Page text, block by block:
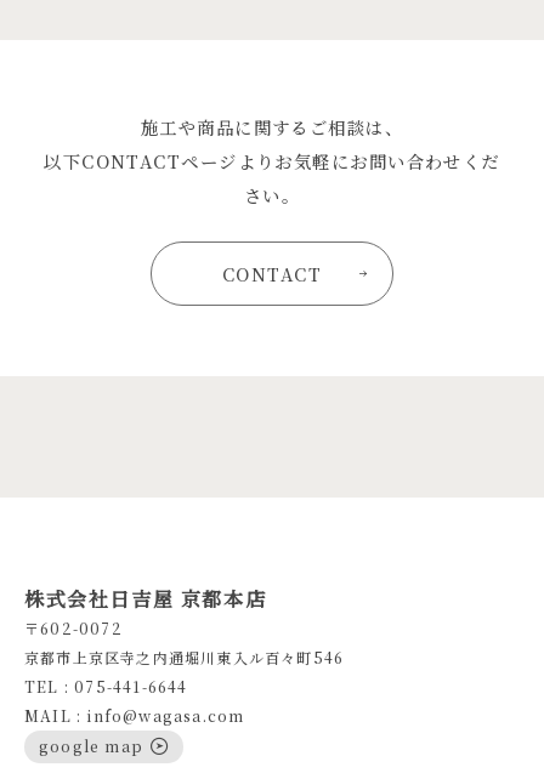
施工や商品に関するご相談は、
以下CONTACTページよりお気軽にお問い合わせくだ
さい。
CONTACT
株式会社日吉屋 京都本店
〒602-0072
京都市上京区寺之内通堀川東入ル百々町546
TEL : 075-441-6644
MAIL : info@wagasa.com
google map